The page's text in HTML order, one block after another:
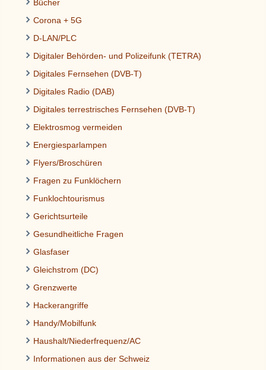
Bücher
Corona + 5G
D-LAN/PLC
Digitaler Behörden- und Polizeifunk (TETRA)
Digitales Fernsehen (DVB-T)
Digitales Radio (DAB)
Digitales terrestrisches Fernsehen (DVB-T)
Elektrosmog vermeiden
Energiesparlampen
Flyers/Broschüren
Fragen zu Funklöchern
Funklochtourismus
Gerichtsurteile
Gesundheitliche Fragen
Glasfaser
Gleichstrom (DC)
Grenzwerte
Hackerangriffe
Handy/Mobilfunk
Haushalt/Niederfrequenz/AC
Informationen aus der Schweiz